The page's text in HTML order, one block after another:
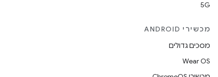
5G
מכשירי ANDROID
מסכים גדולים
Wear OS